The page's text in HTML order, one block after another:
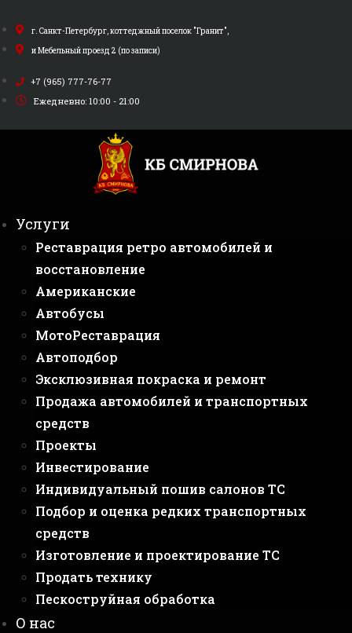
к
содержимому
г. Санкт-Петербург, коттеджный поселок "Гранит",
и Мебельный проезд 2 (по записи)
+7 (965) 777-76-77
Ежедневно: 10:00 - 21:00
Услуги
Реставрация ретро автомобилей и
восстановление
Американские
Автобусы
МотоРеставрация
Автоподбор
Эксклюзивная покраска и ремонт
Продажа автомобилей и транспортных
средств
Проекты
Инвестирование
Индивидуальный пошив салонов ТС
Подбор и оценка редких транспортных
средств
Изготовление и проектирование ТС
Продать технику
Пескоструйная обработка
О нас